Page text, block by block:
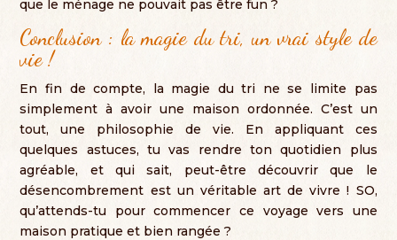
que le ménage ne pouvait pas être fun ?
Conclusion : la magie du tri,un vrai style de
vie!
En fin de compte, la magie du tri ne se limite pas
simplement à avoir une maison ordonnée. C’est un
tout,une philosophie de vie. En appliquant ces
quelques astuces,tu vas rendre ton quotidien plus
agréable, et qui sait, peut-être découvrir que le
désencombrement est un véritable art de vivre ! SO,
qu’attends-tu pour commencer ce voyage vers une
maison pratique et bien rangée ?